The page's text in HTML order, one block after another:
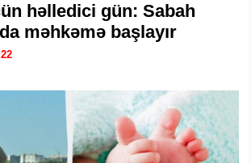
həlledici gün: Sabah
məhkəmə başlayır